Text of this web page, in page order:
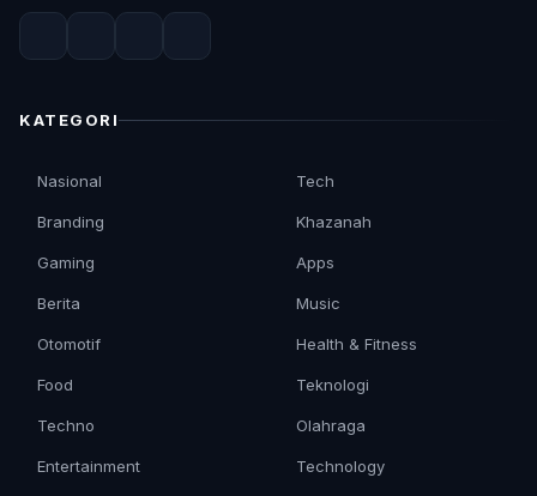
KATEGORI
Nasional
Branding
Gaming
Berita
Otomotif
Tech
Khazanah
Apps
Music
Health & Fitness
Food
Techno
Entertainment
Teknologi
Olahraga
Technology